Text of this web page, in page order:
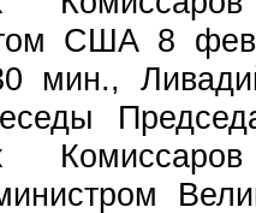
США 8
мин.,